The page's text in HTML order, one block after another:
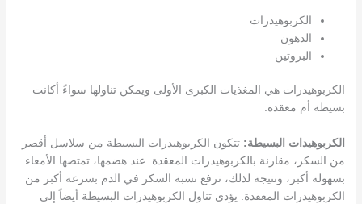
الكربوهيدرات
الدهون
البروتين
الكربوهيدرات هي المغذيات الكبرى الأولى ويمكن تناولها سواءً أكانت
بسيطة أم معقدة.
الكربوهيدات البسيطة: تتكون الكربوهيدرات البسيطة من سلاسل أقصر
من السكر، مقارنة بالكربوهيدرات المعقدة. عند هضمها، تمتصها الأمعاء
بسهولة أكبر، ونتيجة لذلك، ترفع نسبة السكر في الدم بسرعة أكبر من
الكربوهيدرات المعقدة. يؤدي تناول الكربوهيدرات البسيطة أيضاً إلى